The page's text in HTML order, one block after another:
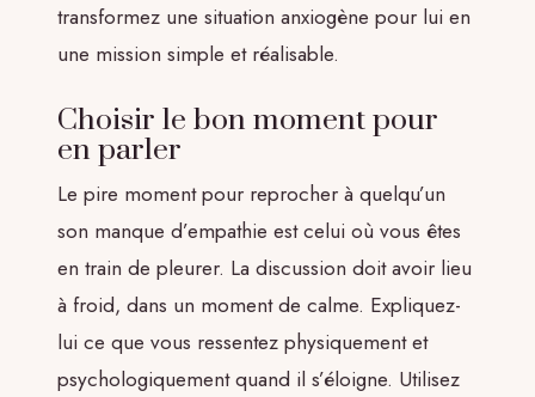
transformez une situation anxiogène pour lui en
une mission simple et réalisable.
Choisir le bon moment pour
en parler
Le pire moment pour reprocher à quelqu’un
son manque d’empathie est celui où vous êtes
en train de pleurer. La discussion doit avoir lieu
à froid, dans un moment de calme. Expliquez-
lui ce que vous ressentez physiquement et
psychologiquement quand il s’éloigne. Utilisez